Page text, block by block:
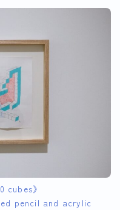
cubes》
pencil and acrylic